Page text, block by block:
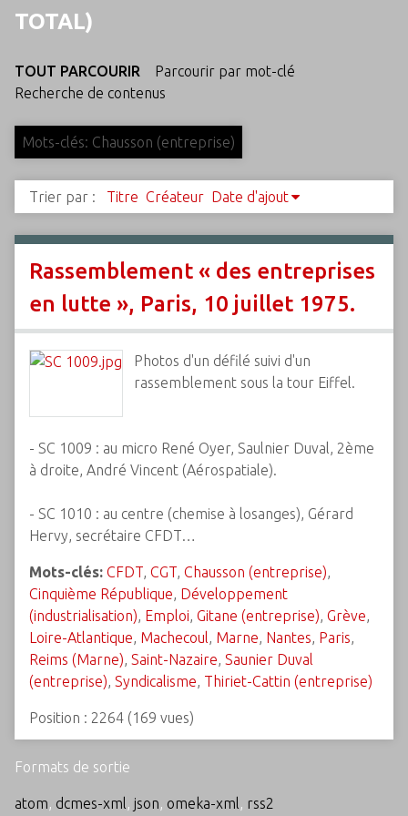
TOTAL)
TOUT PARCOURIR
Parcourir par mot-clé
Recherche de contenus
Mots-clés: Chausson (entreprise)
Trier par : Titre Créateur Date d'ajout
Rassemblement « des entreprises
en lutte », Paris, 10 juillet 1975.
Photos d'un défilé suivi d'un
rassemblement sous la tour Eiffel.
- SC 1009 : au micro René Oyer, Saulnier Duval, 2ème
à droite, André Vincent (Aérospatiale).
- SC 1010 : au centre (chemise à losanges), Gérard
Hervy, secrétaire CFDT…
Mots-clés: CFDT, CGT, Chausson (entreprise),
Cinquième République, Développement
(industrialisation), Emploi, Gitane (entreprise), Grève,
Loire-Atlantique, Machecoul, Marne, Nantes, Paris,
Reims (Marne), Saint-Nazaire, Saunier Duval
(entreprise), Syndicalisme, Thiriet-Cattin (entreprise)
Position : 2264 (169 vues)
Formats de sortie
atom, dcmes-xml, json, omeka-xml, rss2